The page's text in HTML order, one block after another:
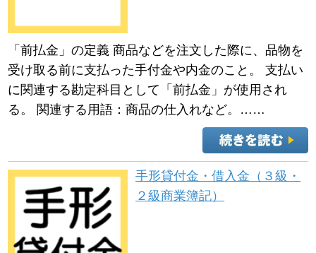
「前払金」の定義 商品などを注文した際に、品物を
受け取る前に支払った手付金や内金のこと。 支払い
に関連する勘定科目として「前払金」が使用され
る。 関連する用語：商品の仕入れなど。……
手形貸付金・借入金（３級・
２級商業簿記）